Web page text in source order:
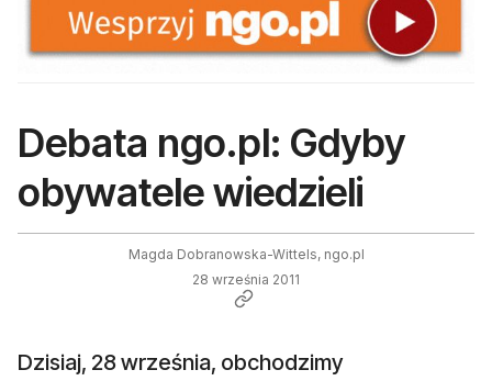
Debata ngo.pl: Gdyby
obywatele wiedzieli
Magda Dobranowska-Wittels, ngo.pl
28 września 2011
Dzisiaj, 28 września, obchodzimy